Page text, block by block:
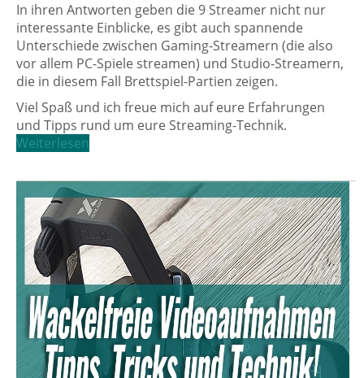
In ihren Antworten geben die 9 Streamer nicht nur
interessante Einblicke, es gibt auch spannende
Unterschiede zwischen Gaming-Streamern (die also
vor allem PC-Spiele streamen) und Studio-Streamern,
die in diesem Fall Brettspiel-Partien zeigen.
Viel Spaß und ich freue mich auf eure Erfahrungen
und Tipps rund um eure Streaming-Technik.
Weiterlesen